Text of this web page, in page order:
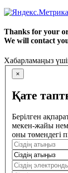
Thanks for your
We will contact
Хабарламаңыз
×
Қате
Берілген
мекен-жайы
оны төмендегі